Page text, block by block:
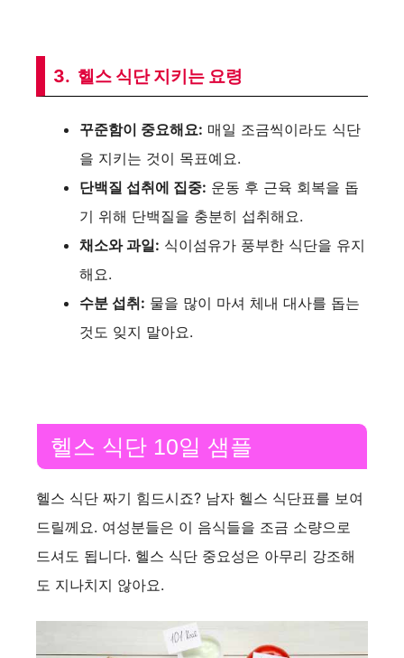
V
i
d
e
o
3. 헬스 식단 지키는 요령
꾸준함이 중요해요: 매일 조금씩이라도 식단
을 지키는 것이 목표예요.
단백질 섭취에 집중: 운동 후 근육 회복을 돕
기 위해 단백질을 충분히 섭취해요.
채소와 과일: 식이섬유가 풍부한 식단을 유지
해요.
수분 섭취: 물을 많이 마셔 체내 대사를 돕는
것도 잊지 말아요.
헬스 식단 10일 샘플
헬스 식단 짜기 힘드시죠? 남자 헬스 식단표를 보여
드릴께요. 여성분들은 이 음식들을 조금 소량으로
드셔도 됩니다. 헬스 식단 중요성은 아무리 강조해
도 지나치지 않아요.